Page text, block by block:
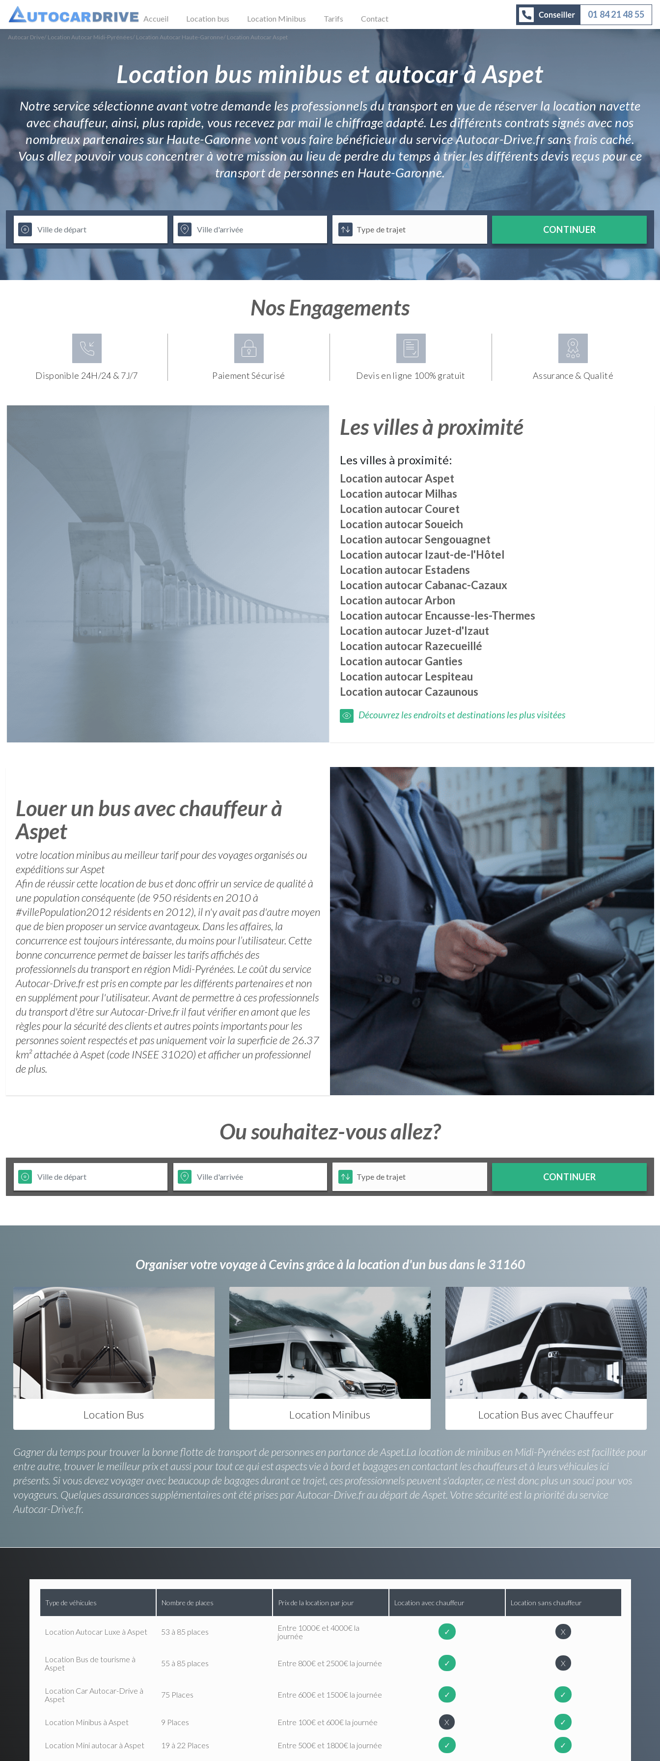
Accueil Location bus Location Minibus Tarifs Contact 01 84 21 48 55
Autocar Drive/ Location Autocar Midi-Pyrénées/ Location Autocar Haute-Garonne/ Location Autocar Aspet
Location bus minibus et autocar à Aspet
Notre service sélectionne avant votre demande les professionnels du transport en vue de réserver la location navette
avec chauffeur, ainsi, plus rapide, vous recevez par mail le chiffrage adapté. Les différents contrats signés avec nos
nombreux partenaires sur Haute-Garonne vont vous faire bénéficieur du service Autocar-Drive.fr sans frais caché.
Vous allez pouvoir vous concentrer à votre mission au lieu de perdre du temps à trier les différents devis reçus pour ce
transport de personnes en Haute-Garonne.
CONTINUER
Nos Engagements
Disponible 24H/24 & 7J/7 Paiement Sécurisé Devis en ligne 100% gratuit Assurance & Qualité
Les villes à proximité
Les villes à proximité:
Location autocarAspet
Location autocar Milhas
Location autocarCouret
Location autocarSoueich
Location autocarSengouagnet
Location autocar Izaut-de-l'Hôtel
Location autocar Estadens
Location autocarCabanac-Cazaux
Location autocarArbon
Location autocar Encausse-les-Thermes
Location autocarJuzet-d'Izaut
Location autocar Razecueillé
Location autocarGanties
Location autocar Lespiteau
Location autocarCazaunous
Découvrez les endroits et destinations les plus visitées
Louer un bus avec chauffeur à
Aspet
votre location minibus au meilleur tarif pour des voyages organisés ou
expéditions sur Aspet
Afin de réussir cette location de bus et donc offrir un service de qualité à
une population conséquente (de 950 résidents en 2010 à
#villePopulation2012 résidents en 2012), il n'y avait pas d'autre moyen
que de bien proposer un service avantageux. Dans les affaires, la
concurrence est toujours intéressante, du moins pour l’utilisateur. Cette
bonne concurrence permet de baisser les tarifs affichés des
professionnels du transport en région Midi-Pyrénées. Le coût du service
Autocar-Drive.fr est pris en compte par les différents partenaires et non
en supplément pour l'utilisateur. Avant de permettre à ces professionnels
du transport d'être sur Autocar-Drive.fr il faut vérifier en amont que les
règles pour la sécurité des clients et autres points importants pour les
personnes soient respectés et pas uniquement voir la superficie de 26.37
km² attachée à Aspet (code INSEE 31020) et afficher un professionnel
de plus.
Ou souhaitez-vous allez?
CONTINUER
Organiser votre voyage à Cevins grâce à la location d'un bus dans le 31160
Location Bus Location Minibus Location Bus avec Chauffeur
Gagner du temps pour trouver la bonne flotte de transport de personnes en partance de Aspet.La location de minibus en Midi-Pyrénées est facilitée pour
entre autre, trouver le meilleur prix et aussi pour tout ce qui est aspects vie à bord et bagages en contactant les chauffeurs et à leurs véhicules ici
présents. Si vous devez voyager avec beaucoup de bagages durant ce trajet, ces professionnels peuvent s'adapter, ce n'est donc plus un souci pour vos
voyageurs. Quelques assurances supplémentaires ont été prises par Autocar-Drive.fr au départ de Aspet. Votre sécurité est la priorité du service
Autocar-Drive.fr.
Type de véhicules Nombre de places Prix de la location par jour Location avec chauffeur Location sans chauffeur
Location Autocar Luxe à Aspet 53 à 85 places
Entre 1000€ et 4000€ la
journée
✓ X
Location Bus de tourisme à
Aspet
55 à 85 places Entre 800€ et 2500€ la journée ✓ X
Location Car Autocar-Drive à
Aspet
75 Places Entre 600€ et 1500€ la journée ✓ ✓
Location Minibus à Aspet 9 Places Entre 100€ et 600€ la journée X ✓
Location Mini autocar à Aspet 19 à 22 Places Entre 500€ et 1800€ la journée ✓ ✓